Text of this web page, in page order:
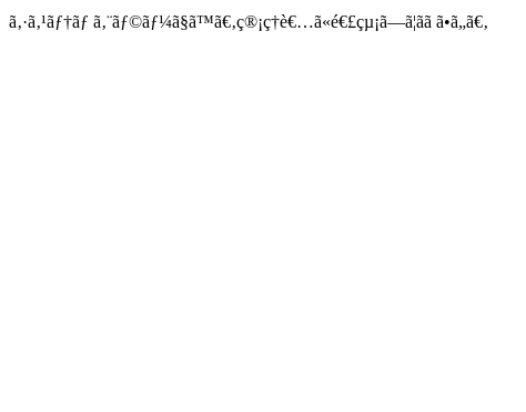
ã‚·ã‚¹ãƒ†ãƒ ã‚¨ãƒ©ãƒ¼ã§ã™ã€‚ç®¡ç†è€…ã«é€£çµ¡ã—ã¦ãã ã•ã„ã€‚